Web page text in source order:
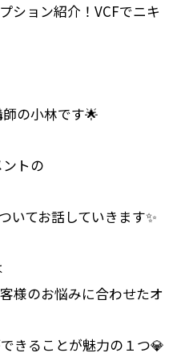
ション紹介！VCFでニキ
の小林です🌟
トの
いてお話していきます✨
様のお悩みに合わせたオ
きることが魅力の１つ💎